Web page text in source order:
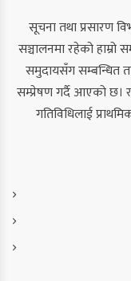
सूचना तथा प्रसारण
सञ्चालनमा रहेको हाम्रो
समुदायसँग सम्बन्धित
सम्प्रेषण गर्दै आएको छ।
गतिविधिलाई